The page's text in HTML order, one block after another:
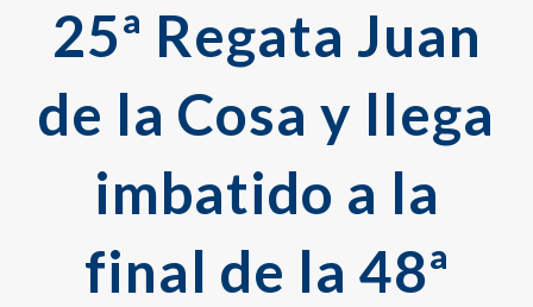
25ª Regata Juan
de la Cosa y llega
imbatido a la
final de la 48ª